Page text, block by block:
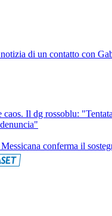
di un contatto con
Il dg rossoblu:
conferma il